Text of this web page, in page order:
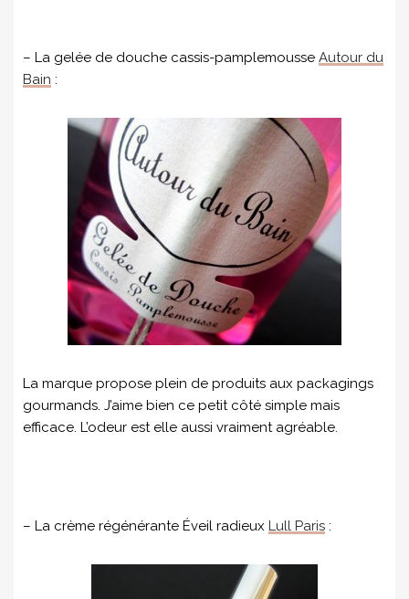
– La gelée de douche cassis-pamplemousse Autour du
Bain :
La marque propose plein de produits aux packagings
gourmands. J’aime bien ce petit côté simple mais
efficace. L’odeur est elle aussi vraiment agréable.
– La crème régénérante Éveil radieux Lull Paris :